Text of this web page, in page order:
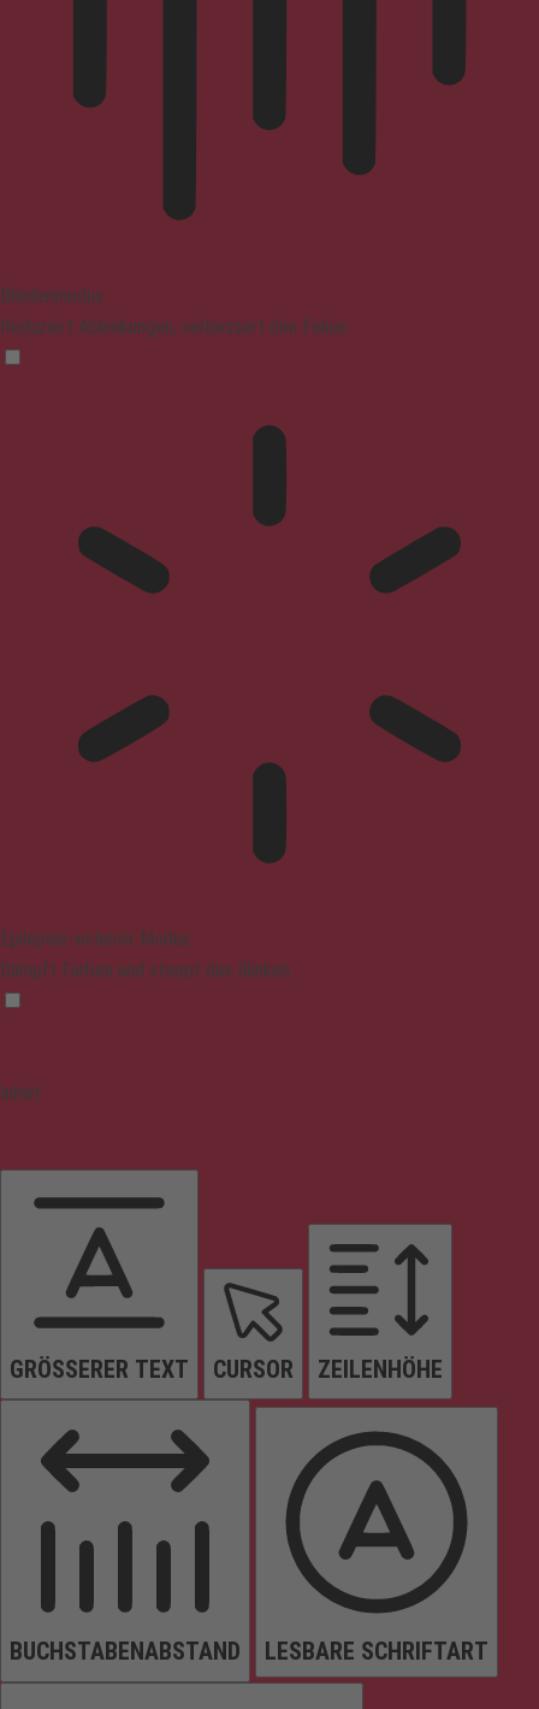
Blindenmodus
Reduziert Ablenkungen, verbessert den Fokus
Epilepsie-sicherer Modus
Dämpft Farben und stoppt das Blinken
Inhalt
GRÖSSERER TEXT CURSOR ZEILENHÖHE
BUCHSTABENABSTAND LESBARE SCHRIFTART